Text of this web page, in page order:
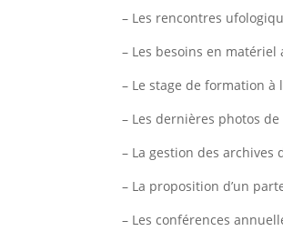
– Les rencontres
– Les besoins en matériel
– Le stage de formation à
– Les dernières photos
– La gestion des archives
– La proposition d’un
– Les conférences